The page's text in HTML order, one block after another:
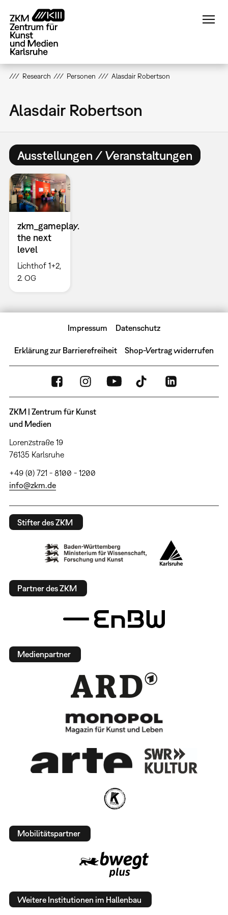
zum
Inhalt
Research Personen Alasdair Robertson
Alasdair Robertson
Ausstellungen / Veranstaltungen
zkm_gameplay.
the next
level
Lichthof 1+2,
2. OG
Impressum Datenschutz
Erklärung zur Barrierefreiheit Shop-Vertrag widerrufen
ZKM | Zentrum für Kunst
und Medien
Lorenzstraße 19
76135 Karlsruhe
+49 (0) 721 - 8100 - 1200
info@zkm.de
Stifter des ZKM
Partner des ZKM
Medienpartner
Mobilitätspartner
Weitere Institutionen im Hallenbau